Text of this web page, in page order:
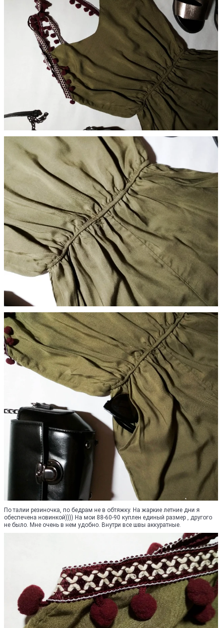
По талии резиночка, по бедрам не в обтяжку. На жаркие летние дни я
обеспечена новинкой)))) На мои 88-60-90 куплен единый размер , другого
не было. Мне очень в нем удобно. Внутри все швы аккуратные.